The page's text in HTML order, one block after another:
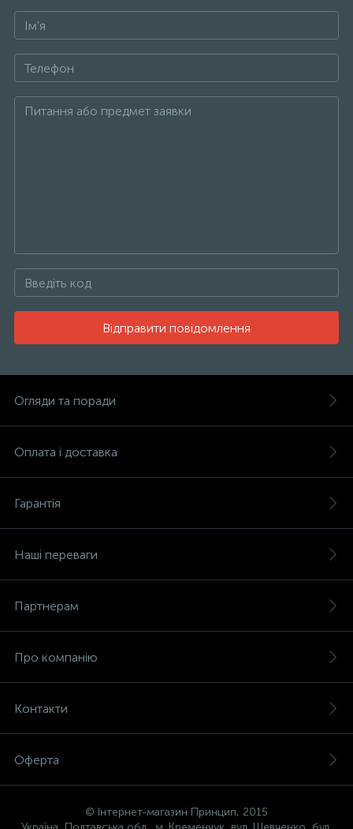
Відправити повідомлення
Огляди та поради
Оплата і доставка
Гарантія
Наші переваги
Партнерам
Про компанію
Контакти
Оферта
© Інтернет-магазин Принцип, 2015